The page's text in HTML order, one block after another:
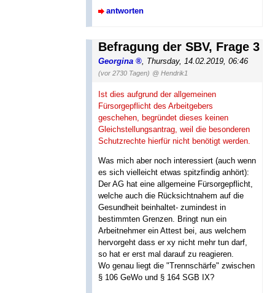
antworten
Befragung der SBV, Frage 3
Georgina Thursday, 14.02.2019, 06:46
(vor 2730 Tagen) @ Hendrik1
Ist dies aufgrund der allgemeinen
Fürsorgepflicht des Arbeitgebers
geschehen, begründet dieses keinen
Gleichstellungsantrag, weil die besonderen
Schutzrechte hierfür nicht benötigt werden.
Was mich aber noch interessiert (auch wenn
es sich vielleicht etwas spitzfindig anhört):
Der AG hat eine allgemeine Fürsorgepflicht,
welche auch die Rücksichtnahem auf die
Gesundheit beinhaltet- zumindest in
bestimmten Grenzen. Bringt nun ein
Arbeitnehmer ein Attest bei, aus welchem
hervorgeht dass er xy nicht mehr tun darf,
so hat er erst mal darauf zu reagieren.
Wo genau liegt die "Trennschärfe" zwischen
§ 106 GeWo und § 164 SGB IX?